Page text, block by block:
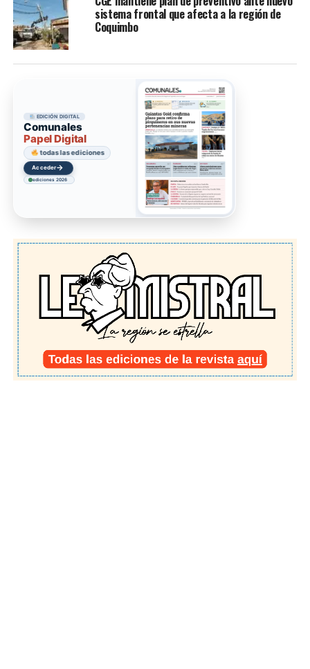
sistema frontal que afecta a la región de
Coquimbo
EDICIÓN DIGITAL
Comunales
Papel Digital
todas las ediciones
Acceder→
ediciones 2026